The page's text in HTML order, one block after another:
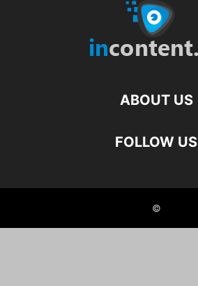
ABOUT US
FOLLOW US
©